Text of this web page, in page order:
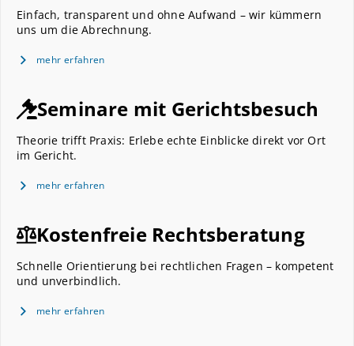
Einfach, transparent und ohne Aufwand – wir kümmern
uns um die Abrechnung.
mehr erfahren
Seminare mit Gerichtsbesuch
Theorie trifft Praxis: Erlebe echte Einblicke direkt vor Ort
im Gericht.
mehr erfahren
Kostenfreie Rechtsberatung
Schnelle Orientierung bei rechtlichen Fragen – kompetent
und unverbindlich.
mehr erfahren